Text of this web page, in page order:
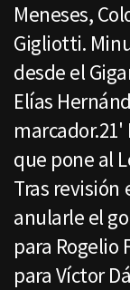
Meneses,
Gigliotti.
desde el
Elías
que pone al
Tras revisión
anularle el
para Rogelio
para Víctor